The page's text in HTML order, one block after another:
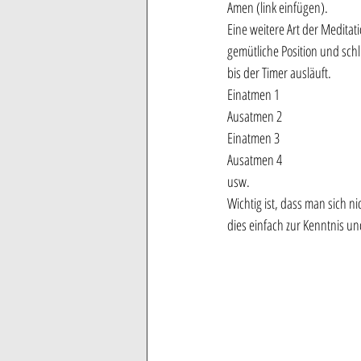
Amen (link einfügen).
Eine weitere Art der
gemütliche Position und
bis der Timer ausläuft.
Einatmen 1
Ausatmen 2
Einatmen 3
Ausatmen 4
usw.
Wichtig ist, dass man sich
dies einfach zur Kenntnis